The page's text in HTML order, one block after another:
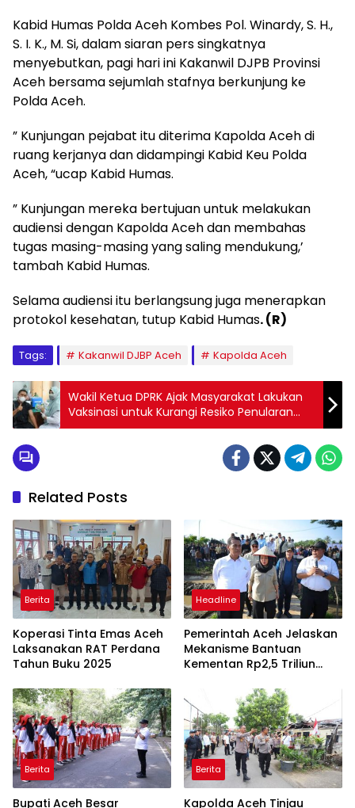
Kabid Humas Polda Aceh Kombes Pol. Winardy, S. H.,
S. I. K., M. Si, dalam siaran pers singkatnya
menyebutkan, pagi hari ini Kakanwil DJPB Provinsi
Aceh bersama sejumlah stafnya berkunjung ke
Polda Aceh.
” Kunjungan pejabat itu diterima Kapolda Aceh di
ruang kerjanya dan didampingi Kabid Keu Polda
Aceh, “ucap Kabid Humas.
” Kunjungan mereka bertujuan untuk melakukan
audiensi dengan Kapolda Aceh dan membahas
tugas masing-masing yang saling mendukung,’
tambah Kabid Humas.
Selama audiensi itu berlangsung juga menerapkan
protokol kesehatan, tutup Kabid Humas. (R)
Tags: Kakanwil DJBP Aceh Kapolda Aceh
Wakil Ketua DPRK Ajak Masyarakat Lakukan
Vaksinasi untuk Kurangi Resiko Penularan
Covid-19
Related Posts
Berita
Koperasi Tinta Emas Aceh
Laksanakan RAT Perdana
Tahun Buku 2025
Headline
Pemerintah Aceh Jelaskan
Mekanisme Bantuan
Kementan Rp2,5 Triliun
dan Kebun
Berita
Bupati Aceh Besar
Berita
Kapolda Aceh Tinjau